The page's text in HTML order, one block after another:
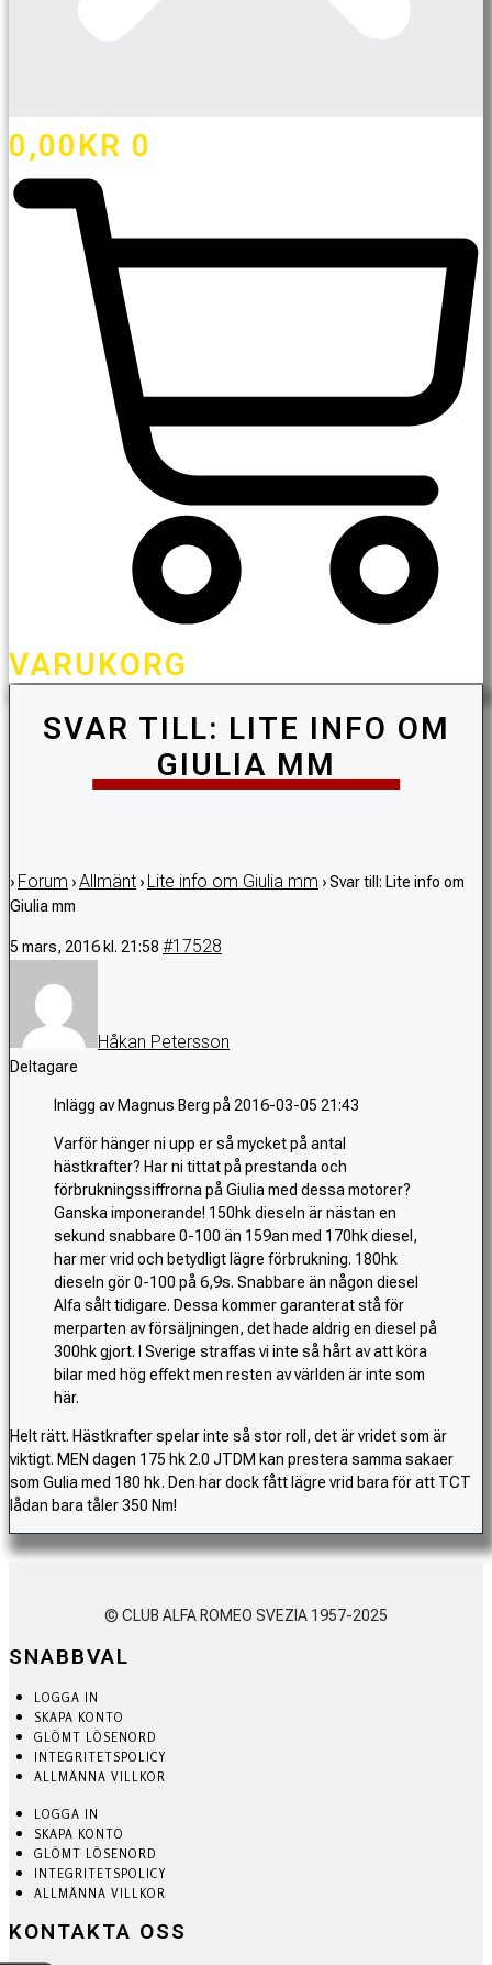
0,00KR 0
VARUKORG
SVAR TILL: LITE INFO OM
GIULIA MM
› Forum ›Allmänt › Lite info om Giulia mm ›Svar till: Lite info om
Giulia mm
5 mars, 2016 kl. 21:58 #17528
Håkan Petersson
Deltagare
Inlägg av Magnus Berg på 2016-03-05 21:43
Varför hänger ni upp er så mycket på antal
hästkrafter? Har ni tittat på prestanda och
förbrukningssiffrorna på Giulia med dessa motorer?
Ganska imponerande! 150hk dieseln är nästan en
sekund snabbare 0-100 än 159an med 170hk diesel,
har mer vrid och betydligt lägre förbrukning. 180hk
dieseln gör 0-100 på 6,9s. Snabbare än någon diesel
Alfa sålt tidigare. Dessa kommer garanterat stå för
merparten av försäljningen, det hade aldrig en diesel på
300hk gjort. I Sverige straffas vi inte så hårt av att köra
bilar med hög effekt men resten av världen är inte som
här.
Helt rätt. Hästkrafter spelar inte så stor roll, det är vridet som är
viktigt. MEN dagen 175 hk 2.0 JTDM kan prestera samma sakaer
som Gulia med 180 hk. Den har dock fått lägre vrid bara för att TCT
lådan bara tåler 350 Nm!
© CLUB ALFA ROMEO SVEZIA 1957-2025
SNABBVAL
LOGGA IN
SKAPA KONTO
GLÖMT LÖSENORD
INTEGRITETSPOLICY
ALLMÄNNA VILLKOR
LOGGA IN
SKAPA KONTO
GLÖMT LÖSENORD
INTEGRITETSPOLICY
ALLMÄNNA VILLKOR
KONTAKTA OSS